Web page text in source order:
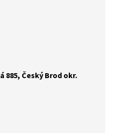
885, Český Brod okr.